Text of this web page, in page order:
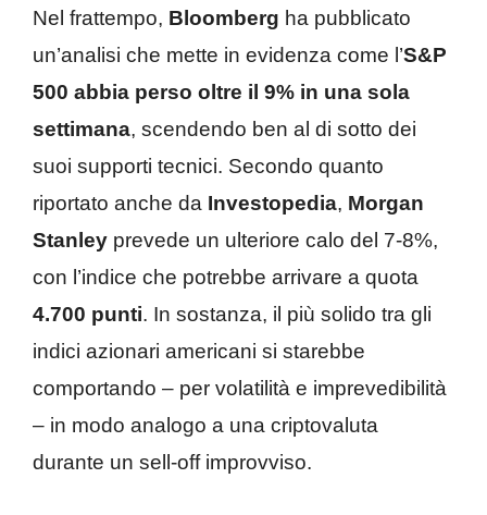
Nel frattempo, Bloomberg ha pubblicato
un’analisi che mette in evidenza come l’S&P
500 abbia perso oltre il 9% in una sola
settimana, scendendo ben al di sotto dei
suoi supporti tecnici. Secondo quanto
riportato anche da Investopedia, Morgan
Stanley prevede un ulteriore calo del 7-8%,
con l’indice che potrebbe arrivare a quota
4.700 punti. In sostanza, il più solido tra gli
indici azionari americani si starebbe
comportando – per volatilità e imprevedibilità
– in modo analogo a una criptovaluta
durante un sell-off improvviso.